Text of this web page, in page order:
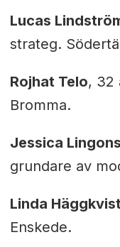
Lucas
strateg.
Rojhat Telo, 32
Bromma.
Jessica
grundare av
Linda
Enskede.